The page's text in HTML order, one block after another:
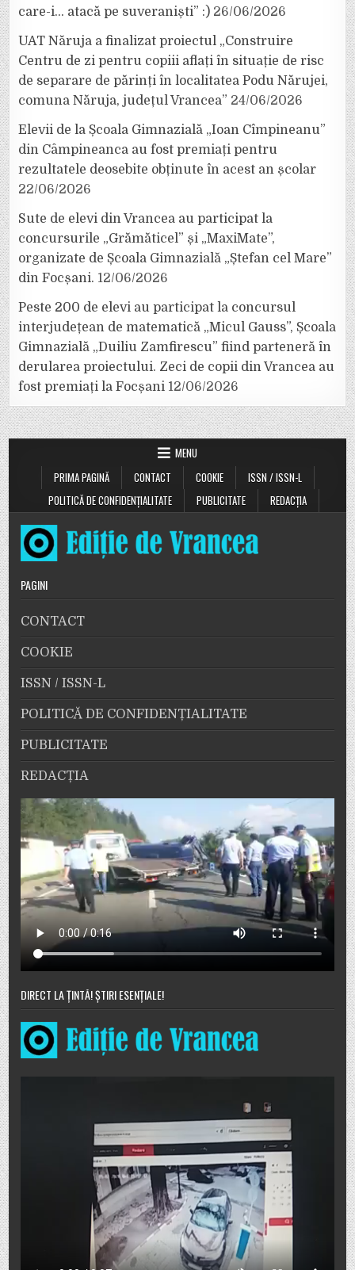
care-i… atacă pe suveraniști” :) 26/06/2026
UAT Năruja a finalizat proiectul „Construire
Centru de zi pentru copiii aflați în situație de risc
de separare de părinți în localitatea Podu Nărujei,
comuna Năruja, județul Vrancea” 24/06/2026
Elevii de la Școala Gimnazială „Ioan Cîmpineanu”
din Câmpineanca au fost premiați pentru
rezultatele deosebite obținute în acest an școlar
22/06/2026
Sute de elevi din Vrancea au participat la
concursurile „Grămăticel” și „MaxiMate”,
organizate de Școala Gimnazială „Ștefan cel Mare”
din Focșani. 12/06/2026
Peste 200 de elevi au participat la concursul
interjudețean de matematică „Micul Gauss”, Școala
Gimnazială „Duiliu Zamfirescu” fiind parteneră în
derularea proiectului. Zeci de copii din Vrancea au
fost premiați la Focșani 12/06/2026
MENU
PRIMA PAGINĂ
CONTACT COOKIE
ISSN / ISSN-L
POLITICĂ DE CONFIDENȚIALITATE
PUBLICITATE REDACȚIA
PAGINI
CONTACT
COOKIE
ISSN / ISSN-L
POLITICĂ DE CONFIDENȚIALITATE
PUBLICITATE
REDACȚIA
DIRECT LA ȚINTĂ! ȘTIRI ESENȚIALE!